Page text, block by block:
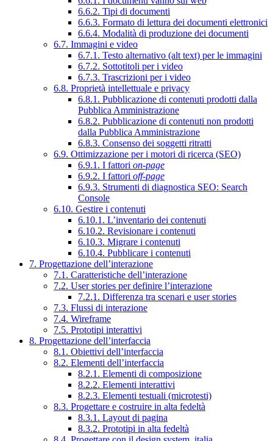
6.6.2. Tipi di documenti
6.6.3. Formato di lettura dei documenti elettronici
6.6.4. Modalità di produzione dei documenti
6.7. Immagini e video
6.7.1. Testo alternativo (alt text) per le immagini
6.7.2. Sottotitoli per i video
6.7.3. Trascrizioni per i video
6.8. Proprietà intellettuale e privacy
6.8.1. Pubblicazione di contenuti prodotti dalla
Pubblica Amministrazione
6.8.2. Pubblicazione di contenuti non prodotti
dalla Pubblica Amministrazione
6.8.3. Consenso dei soggetti ritratti
6.9. Ottimizzazione per i motori di ricerca (SEO)
6.9.1. I fattori on-page
6.9.2. I fattori off-page
6.9.3. Strumenti di diagnostica SEO: Search
Console
6.10. Gestire i contenuti
6.10.1. L’inventario dei contenuti
6.10.2. Revisionare i contenuti
6.10.3. Migrare i contenuti
6.10.4. Pubblicare i contenuti
7. Progettazione dell’interazione
7.1. Caratteristiche dell’interazione
7.2. User stories per definire l’interazione
7.2.1. Differenza tra scenari e user stories
7.3. Flussi di interazione
7.4. Wireframe
7.5. Prototipi interattivi
8. Progettazione dell’interfaccia
8.1. Obiettivi dell’interfaccia
8.2. Elementi dell’interfaccia
8.2.1. Elementi di composizione
8.2.2. Elementi interattivi
8.2.3. Elementi testuali (microtesti)
8.3. Progettare e costruire in alta fedeltà
8.3.1. Layout di pagina
8.3.2. Prototipi in alta fedeltà